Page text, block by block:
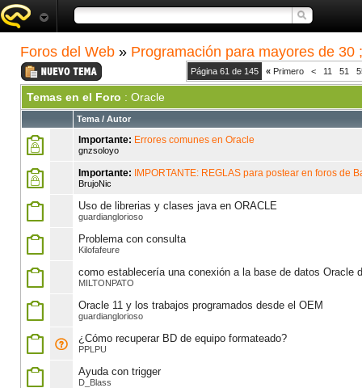
Foros del Web » Programación para mayores de 30
Página 61 de 145 « Primero < 11 51
Temas en el Foro : Oracle
Tema / Autor
Importante: Errores comunes en Oracle
gnzsoloyo
Importante: IMPORTANTE: REGLAS para postear en foros de
BrujoNic
Uso de librerias y clases java en ORACLE
guardianglorioso
Problema con consulta
Kilofafeure
como establecería una conexión a la base de datos Oracle
MILTONPATO
Oracle 11 y los trabajos programados desde el OEM
guardianglorioso
¿Cómo recuperar BD de equipo formateado?
PPLPU
Ayuda con trigger
D_Blass